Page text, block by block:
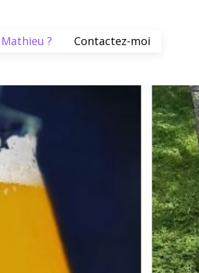
? Contactez-moi